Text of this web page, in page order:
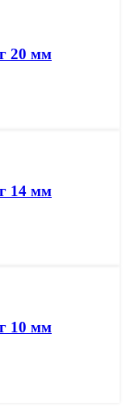
20 мм
14 мм
10 мм